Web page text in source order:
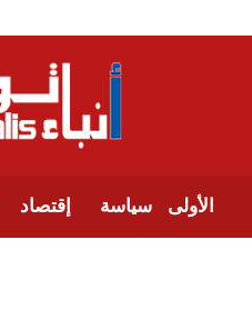
الأولى سياسة إقتصاد